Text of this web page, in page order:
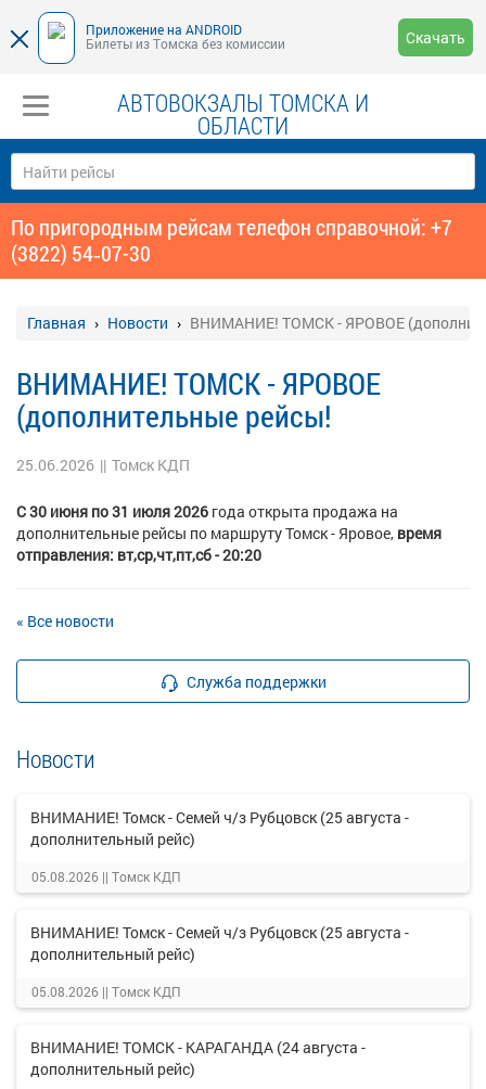
Приложение на ANDROID
Билеты из Томска без комиссии
Скачать
АВТОВОКЗАЛЫ ТОМСКА И
ОБЛАСТИ
По пригородным рейсам телефон справочной: +7
(3822) 54‑07-30
Главная Новости ВНИМАНИЕ! ТОМСК - ЯРОВОЕ
ВНИМАНИЕ! ТОМСК - ЯРОВОЕ
(дополнительные рейсы!
25.06.2026 || Томск КДП
С 30 июня по 31 июля 2026 года открыта продажа на
дополнительные рейсы по маршруту Томск - Яровое, время
отправления: вт,ср,чт,пт,сб - 20:20
« Все новости
Служба поддержки
Новости
ВНИМАНИЕ! Томск - Семей ч/з Рубцовск (25 августа -
дополнительный рейс)
05.08.2026 || Томск КДП
ВНИМАНИЕ! Томск - Семей ч/з Рубцовск (25 августа -
дополнительный рейс)
05.08.2026 || Томск КДП
ВНИМАНИЕ! ТОМСК - КАРАГАНДА (24 августа -
дополнительный рейс)